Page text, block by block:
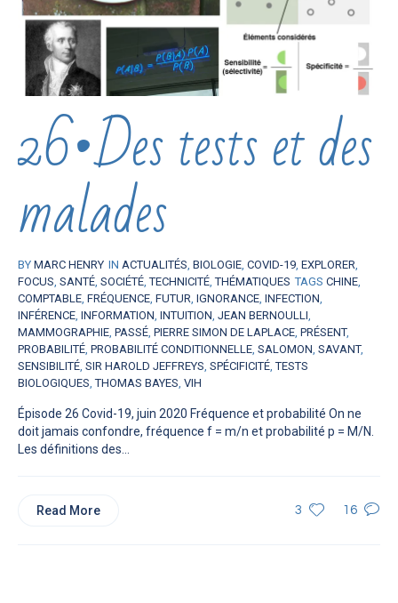
26•Des tests et des
malades
BY MARC HENRY IN ACTUALITÉS BIOLOGIE COVID-19 EXPLORER
FOCUS SANTÉ SOCIÉTÉ ,TECHNICITÉ ,THÉMATIQUES TAGS CHINE
COMPTABLE FRÉQUENCE FUTUR IGNORANCE INFECTION
INFÉRENCE INFORMATION INTUITION JEAN BERNOULLI
MAMMOGRAPHIE PASSÉ PIERRE SIMON DE LAPLACE PRÉSENT,
PROBABILITÉ PROBABILITÉ CONDITIONNELLE SALOMON SAVANT,
SENSIBILITÉ SIR HAROLD JEFFREYS SPÉCIFICITÉ ,TESTS
BIOLOGIQUES ,THOMAS BAYES VIH
Épisode 26 Covid-19, juin 2020 Fréquence et probabilité On ne
doit jamais confondre, fréquence f = m/n et probabilité p = M/N.
Les définitions des...
3 16
Read More